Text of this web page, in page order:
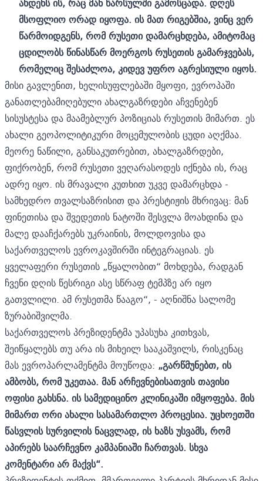
მსოფლიო ორად იყოფა. ის მათ რიგებშია, ვინც ვერ
წარმოიდგენს, რომ რუსეთი დამარცხდება, ამიტომაც
ცდილობს წინასწარ მოერგოს რუსეთის გამარჯვებას,
რომელიც შესაძლოა, კიდევ უფრო აგრესიული იყოს.
მისი გავლენით, ხელისუფლებაში მყოფი, ევროპაში
განათლებამიღებული ახალგაზრდები აჩვენებენ
სისუსტესა და მაამებლურ პოზიციას რუსეთის მიმართ. ეს
ახალი გეოპოლიტიკური მოცემულობის ცუდი აღქმაა.
მეორე ნაწილი, განსაკუთრებით, ახალგაზრდები,
ფიქრობენ, რომ რუსეთი ვეღარასოდეს იქნება ის, რაც
ადრე იყო. ის მრავალი კუთხით უკვე დამარცხდა -
სამხედრო თვალსაზრისით და პრესტიჟის მხრივაც: მან
ფინეთისა და შვედეთის ნატოში შესვლა მოახდინა და
მალე დააჩქარებს უკრაინის, მოლდოვისა და
საქართველოს ევროკავშირში ინტეგრაციას. ეს
ყველაფერი რუსეთის „წყალობით“ მოხდება, რადგან
ჩვენი დღის წესრიგი ასე სწრაფ ტემპზე არ იყო
გათვლილი. ამ რუსეთმა წააგო“, - აღნიშნა სალომე
ზურაბიშვილმა.
საქართველოს პრეზიდენტმა უპასუხა კითხვას,
შეიწყალებს თუ არა ის მიხეილ სააკაშვილს, რისკენაც
მას ევროპარლამენტმა მოუწოდა: „გარწმუნებთ, ის
ამბობს, რომ უკეთაა. მან არჩევნებისათვის თავისი
ოფისი გახსნა. ის სამედიცინო კლინიკაში იმყოფება. მის
მიმართ ორი ახალი სასამართლო პროცესია. უცხოეთში
წასვლის სურვილის ნაცვლად, ის ხაზს უსვამს, რომ
აპირებს საარჩევნო კამპანიაში ჩართვას. სხვა
კომენტარი არ მაქვს“.